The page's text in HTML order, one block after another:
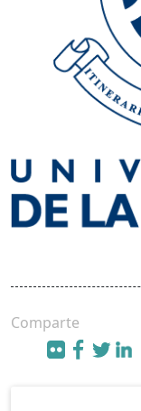
Comparte